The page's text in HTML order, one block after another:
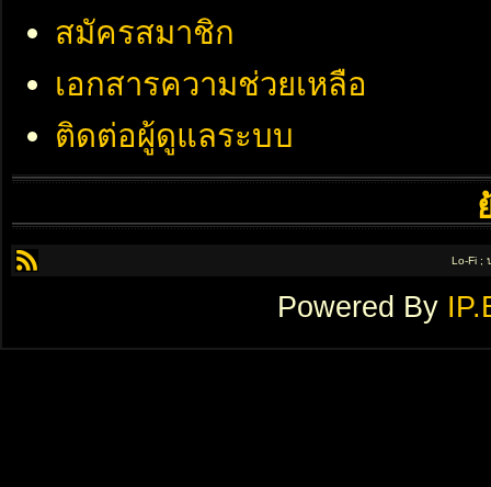
สมัครสมาชิก
เอกสารความช่วยเหลือ
ติดต่อผู้ดูแลระบบ
Lo-Fi ;
Powered By